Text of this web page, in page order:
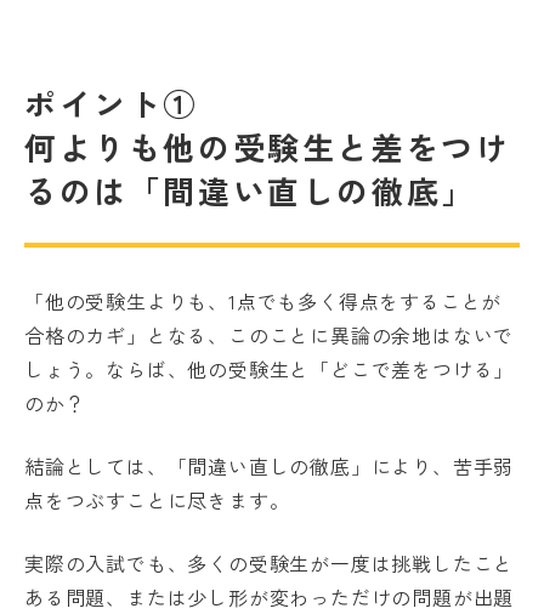
ポイント①
何よりも他の受験生と差をつけ
るのは「間違い直しの徹底」
「他の受験生よりも、1点でも多く得点をすることが
合格のカギ」となる、このことに異論の余地はないで
しょう。ならば、他の受験生と「どこで差をつける」
のか？
結論としては、「間違い直しの徹底」により、苦手弱
点をつぶすことに尽きます。
実際の入試でも、多くの受験生が一度は挑戦したこと
ある問題、または少し形が変わっただけの問題が出題